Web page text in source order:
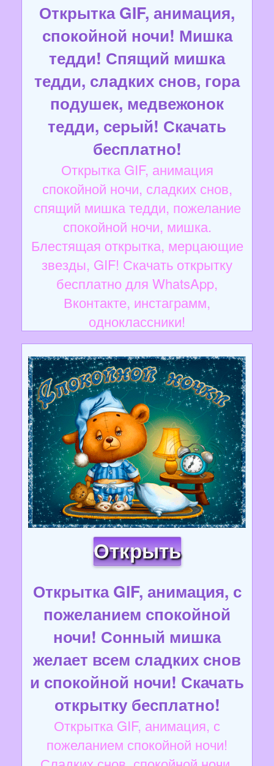
Открытка GIF, анимация,
спокойной ночи! Мишка
тедди! Спящий мишка
тедди, сладких снов, гора
подушек, медвежонок
тедди, серый! Скачать
бесплатно!
Открытка GIF, анимация
спокойной ночи, сладких снов,
спящий мишка тедди, пожелание
спокойной ночи, мишка.
Блестящая открытка, мерцающие
звезды, GIF! Скачать открытку
бесплатно для WhatsApp,
Вконтакте, инстаграмм,
одноклассники!
Открыть
Открытка GIF, анимация, с
пожеланием спокойной
ночи! Сонный мишка
желает всем сладких снов
и спокойной ночи! Скачать
открытку бесплатно!
Открытка GIF, анимация, с
пожеланием спокойной ночи!